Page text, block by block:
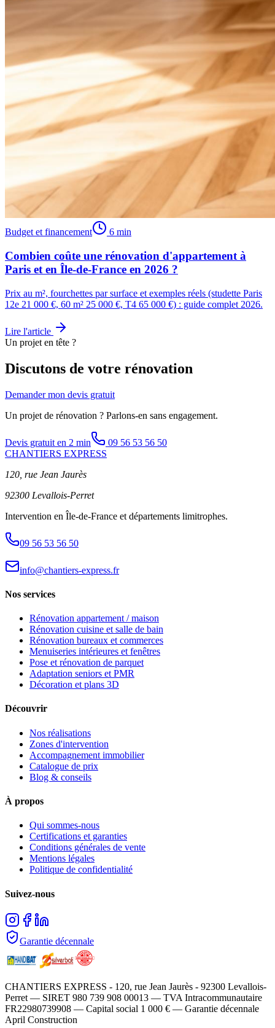
Budget et financement 6 min
Combien coûte une rénovation d'appartement à
Paris et en Île-de-France en 2026 ?
Prix au m², fourchettes par surface et exemples réels (studette Paris
12e 21 000 €, 60 m² 25 000 €, T4 65 000 €) : guide complet 2026.
Lire l'article
Un projet en tête ?
Discutons de votre rénovation
Demander mon devis gratuit
Un projet de rénovation ? Parlons-en sans engagement.
Devis gratuit en 2 min
09 56 53 56 50
CHANTIERS EXPRESS
120, rue Jean Jaurès
92300 Levallois-Perret
Intervention en Île-de-France et départements limitrophes.
09 56 53 56 50
info@chantiers-express.fr
Nos services
Rénovation appartement / maison
Rénovation cuisine et salle de bain
Rénovation bureaux et commerces
Menuiseries intérieures et fenêtres
Pose et rénovation de parquet
Adaptation seniors et PMR
Décoration et plans 3D
Découvrir
Nos réalisations
Zones d'intervention
Accompagnement immobilier
Catalogue de prix
Blog & conseils
À propos
Qui sommes-nous
Certifications et garanties
Conditions générales de vente
Mentions légales
Politique de confidentialité
Suivez-nous
Garantie décennale
CHANTIERS EXPRESS - 120, rue Jean Jaurès - 92300 Levallois-
Perret — SIRET 980 739 908 00013 — TVA Intracommunautaire
FR22980739908 — Capital social 1 000 € — Garantie décennale
April Construction